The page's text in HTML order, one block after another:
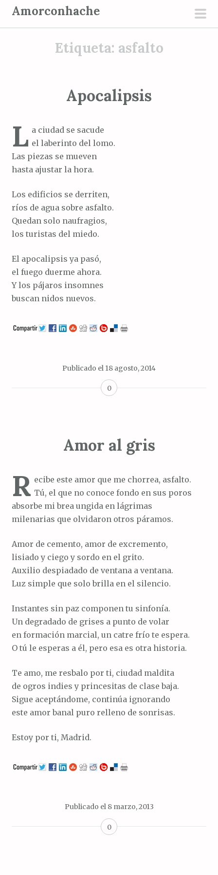
Amorconhache
Etiqueta: asfalto
Apocalipsis
L a ciudad se sacude
el laberinto del lomo.
Las piezas se mueven
hasta ajustar la hora.
Los edificios se derriten,
ríos de agua sobre asfalto.
Quedan solo naufragios,
los turistas del miedo.
El apocalipsis ya pasó,
el fuego duerme ahora.
Y los pájaros insomnes
buscan nidos nuevos.
Publicado el 18 agosto, 2014
0
Amor al gris
R ecibe este amor que me chorrea, asfalto.
Tú, el que no conoce fondo en sus poros
absorbe mi brea ungida en lágrimas
milenarias que olvidaron otros páramos.
Amor de cemento, amor de excremento,
lisiado y ciego y sordo en el grito.
Auxilio despiadado de ventana a ventana.
Luz simple que solo brilla en el silencio.
Instantes sin paz componen tu sinfonía.
Un degradado de grises a punto de volar
en formación marcial, un catre frío te espera.
O tú le esperas a él, pero esa es otra historia.
Te amo, me resbalo por ti, ciudad maldita
de ogros indies y princesitas de clase baja.
Sigue aceptándome, continúa ignorando
este amor banal puro relleno de sonrisas.
Estoy por ti, Madrid.
Publicado el 8 marzo, 2013
0